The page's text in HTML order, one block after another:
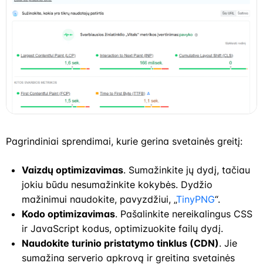
Pagrindiniai sprendimai, kurie gerina svetainės greitį:
Vaizdų optimizavimas. Sumažinkite jų dydį, tačiau
jokiu būdu nesumažinkite kokybės. Dydžio
mažinimui naudokite, pavyzdžiui, „TinyPNG“.
Kodo optimizavimas. Pašalinkite nereikalingus CSS
ir JavaScript kodus, optimizuokite failų dydį.
Naudokite turinio pristatymo tinklus (CDN). Jie
sumažina serverio apkrovą ir greitina svetainės